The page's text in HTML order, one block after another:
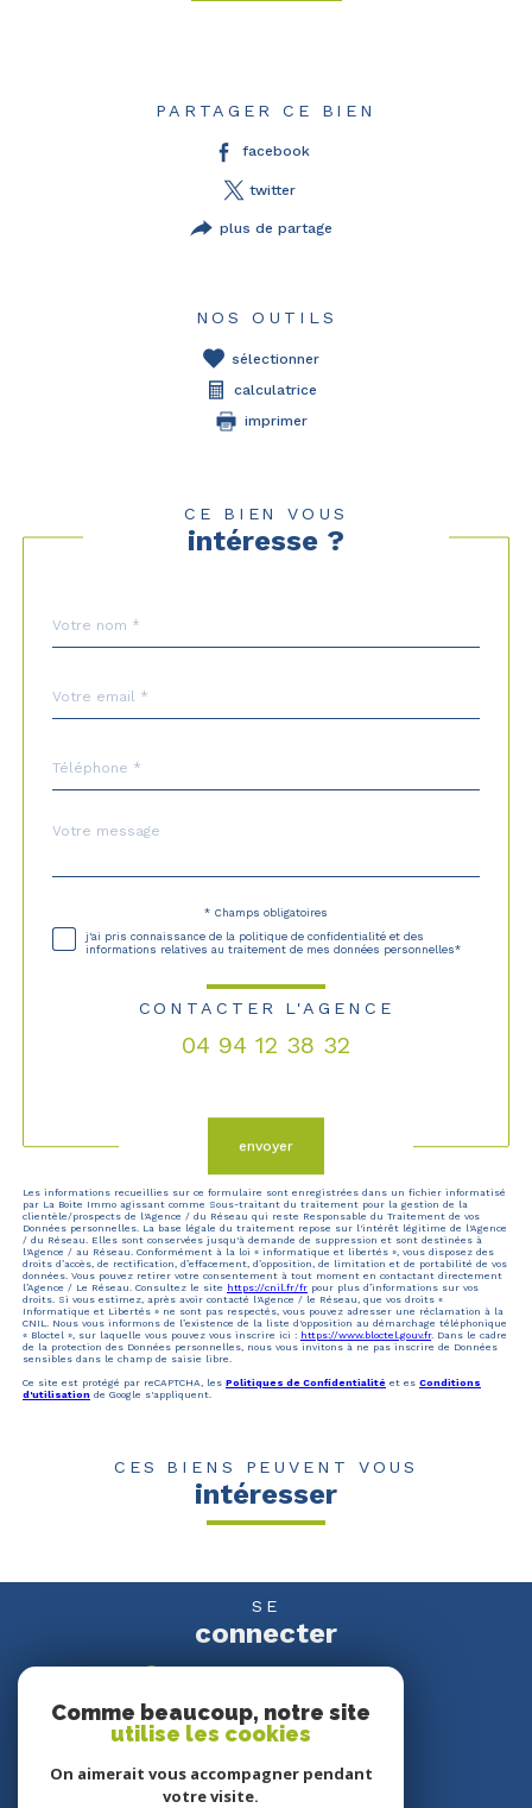
PARTAGER CE BIEN
facebook
twitter
plus de partage
NOS OUTILS
sélectionner
calculatrice
imprimer
CE BIEN VOUS
intéresse ?
par
*
*
*
Fieldset
Message
*
* Champs obligatoires
j'ai pris connaissance de la politique de confidentialité et des
informations relatives au traitement de mes données personnelles*
CONTACTER L'AGENCE
04 94 12 38 32
envoyer
Les informations recueillies sur ce formulaire sont enregistrées dans un fichier informatisé
par La Boite Immo agissant comme Sous-traitant du traitement pour la gestion de la
clientèle/prospects de l'Agence / du Réseau qui reste Responsable du Traitement de vos
Données personnelles. La base légale du traitement repose sur l'intérêt légitime de l'Agence
/ du Réseau. Elles sont conservées jusqu'à demande de suppression et sont destinées à
l'Agence / au Réseau. Conformément à la loi « informatique et libertés », vous disposez des
droits d’accès, de rectification, d’effacement, d’opposition, de limitation et de portabilité de vos
données. Vous pouvez retirer votre consentement à tout moment en contactant directement
l’Agence / Le Réseau. Consultez le site https://cnil.fr/fr pour plus d’informations sur vos
droits. Si vous estimez, après avoir contacté l'Agence / le Réseau, que vos droits «
Informatique et Libertés » ne sont pas respectés, vous pouvez adresser une réclamation à la
CNIL. Nous vous informons de l’existence de la liste d'opposition au démarchage téléphonique
« Bloctel », sur laquelle vous pouvez vous inscrire ici : https://www.bloctel.gouv.fr. Dans le cadre
de la protection des Données personnelles, nous vous invitons à ne pas inscrire de Données
sensibles dans le champ de saisie libre.
Ce site est protégé par reCAPTCHA, les Politiques de Confidentialité et es Conditions
d'utilisation de Google s'appliquent.
CES BIENS PEUVENT VOUS
intéresser
SE
connecter
espace propriétaire
NOUS
Comme beaucoup, notre site
utilise les cookies
On aimerait vous accompagner pendant
votre visite.